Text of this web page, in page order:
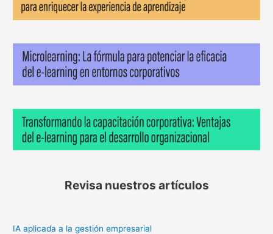
Revisa nuestros artículos
IA aplicada a la gestión empresarial